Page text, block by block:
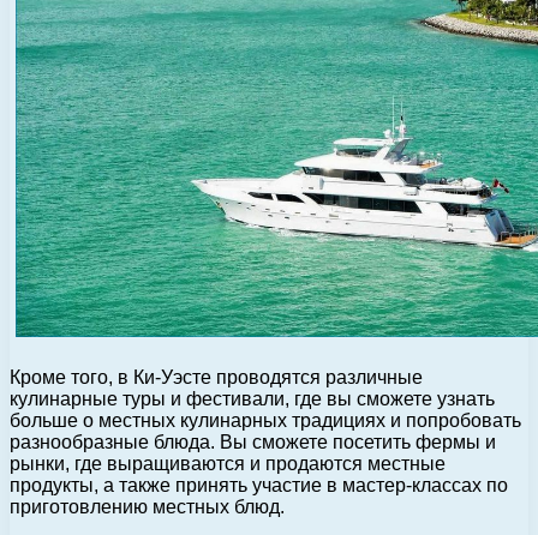
Кроме того, в Ки-Уэсте проводятся различные
кулинарные туры и фестивали, где вы сможете узнать
больше о местных кулинарных традициях и попробовать
разнообразные блюда. Вы сможете посетить фермы и
рынки, где выращиваются и продаются местные
продукты, а также принять участие в мастер-классах по
приготовлению местных блюд.